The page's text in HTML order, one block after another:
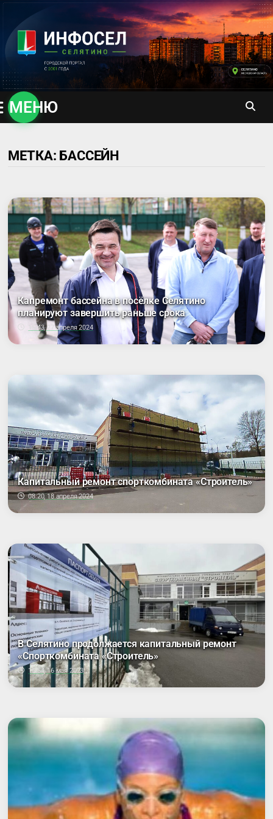
содержимому
МЕНЮ
МЕТКА: БАССЕЙН
Капремонт бассейна в посёлке Селятино
планируют завершить раньше срока
15:43, 27 апреля 2024
Капитальный ремонт спорткомбината «Строитель»
08:20, 18 апреля 2024
В Селятино продолжается капитальный ремонт
«Спорткомбината «Строитель»
15:54, 16 мая 2023